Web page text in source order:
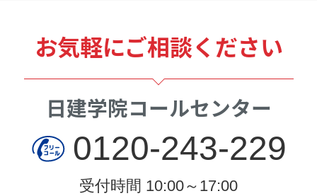
お気軽にご相談ください
日建学院コールセンター
0120-243-229
受付時間 10:00～17:00